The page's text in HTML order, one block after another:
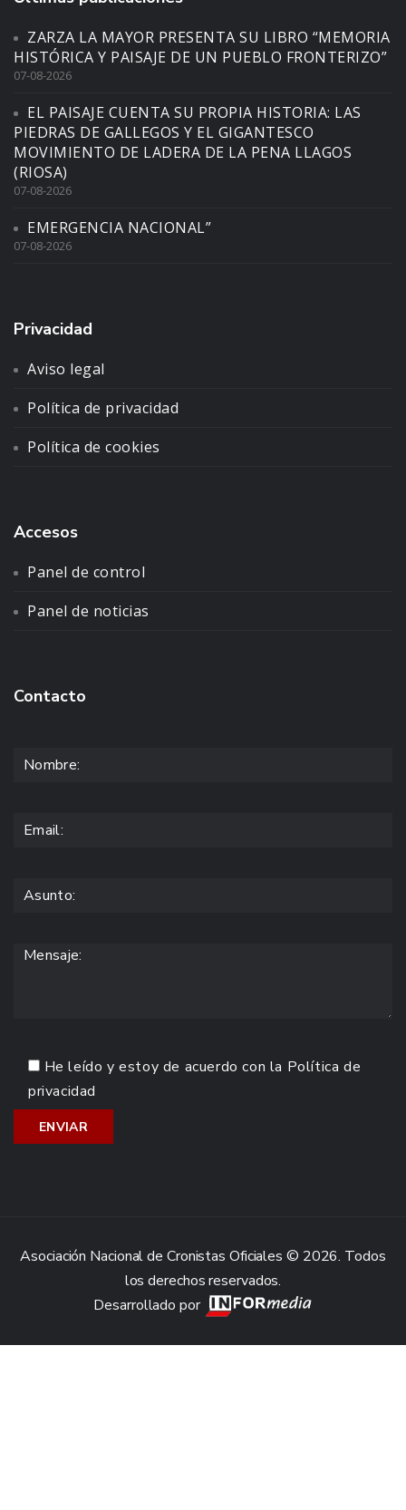
ZARZA LA MAYOR PRESENTA SU LIBRO “MEMORIA
HISTÓRICA Y PAISAJE DE UN PUEBLO FRONTERIZO”
07-08-2026
EL PAISAJE CUENTA SU PROPIA HISTORIA: LAS
PIEDRAS DE GALLEGOS Y EL GIGANTESCO
MOVIMIENTO DE LADERA DE LA PENA LLAGOS
(RIOSA)
07-08-2026
EMERGENCIA NACIONAL”
07-08-2026
Privacidad
Aviso legal
Política de privacidad
Política de cookies
Accesos
Panel de control
Panel de noticias
Contacto
He leído y estoy de acuerdo con la Política de
privacidad
Asociación Nacional de Cronistas Oficiales © 2026. Todos
los derechos reservados.
Desarrollado por